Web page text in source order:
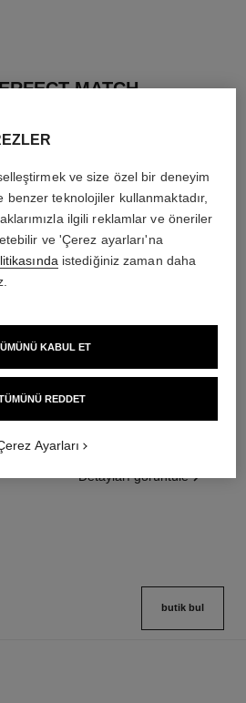
MATCH
Detayları görüntüle
butik bul
ve size özel bir deneyim
teknolojiler kullanmaktadır,
ilgili reklamlar ve öneriler
ve 'Çerez ayarları'na
istediğiniz zaman daha
REDDET
KABUL ET
Ayarları